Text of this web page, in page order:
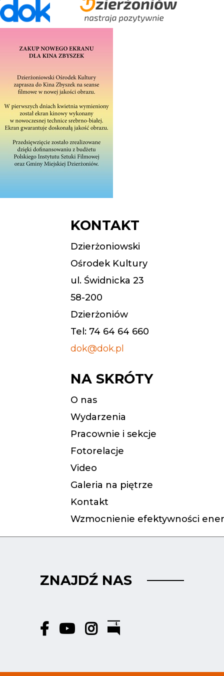
KONTAKT
Dzierżoniowski
Ośrodek Kultury
ul. Świdnicka 23
58-200
Dzierżoniów
Tel: 74 64 64 660
dok@dok.pl
NA SKRÓTY
O nas
Wydarzenia
Pracownie i sekcje
Fotorelacje
Video
Galeria na piętrze
Kontakt
Wzmocnienie efektywności
ZNAJDŹ NAS